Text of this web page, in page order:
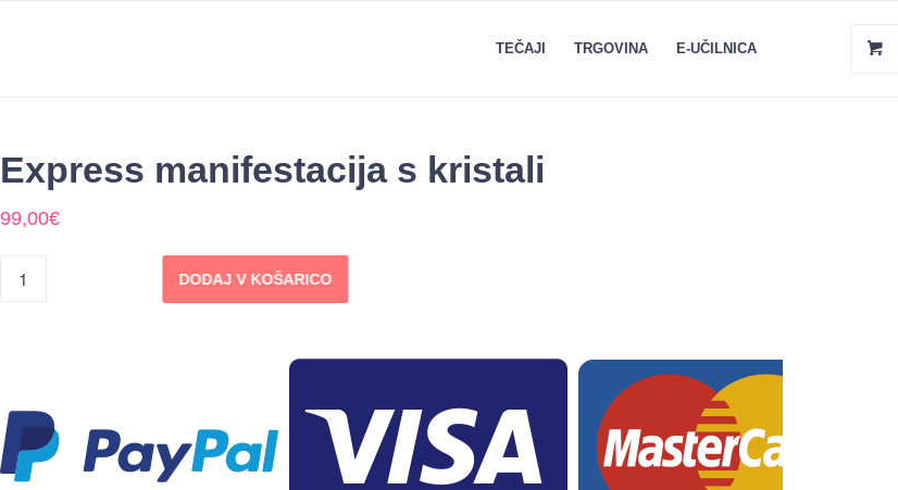
TEČAJI TRGOVINA E-UČILNICA
Express manifestacija s kristali
99,00€
DODAJ V KOŠARICO